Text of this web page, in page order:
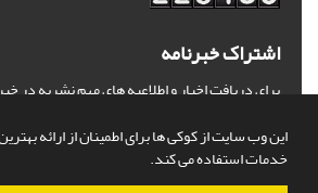
این وب سایت از کوکی ها برای اطمینان از ارائه
خدمات استفاده می کند.
اشتراک خبرنامه
برای دریافت اخبار و اطلاعیه های مهم نشریه در